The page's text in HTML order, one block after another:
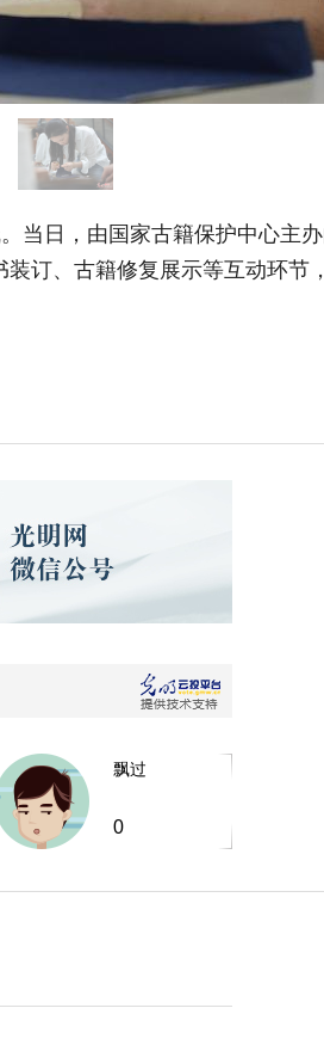
日，由国家古籍保护中心主办
订、古籍修复展示等互动环节
飘过
0